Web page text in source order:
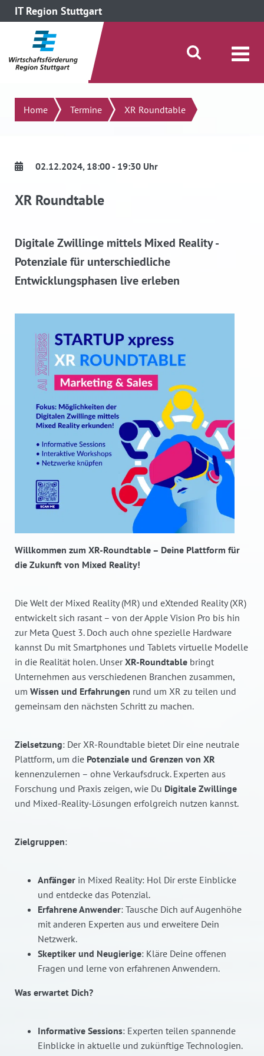
IT Region Stuttgart
direkt zum Inhalt dieser Seite
direkt zum Menü springen
Suche öffnen/schließen
Suchen
Home Termine XR Roundtable
02.12.2024, 18:00 - 19:30 Uhr
XR Roundtable
Digitale Zwillinge mittels Mixed Reality -
Potenziale für unterschiedliche
Entwicklungsphasen live erleben
Willkommen zum XR-Roundtable – Deine Plattform für
die Zukunft von Mixed Reality!
Die Welt der Mixed Reality (MR) und eXtended Reality (XR)
entwickelt sich rasant – von der Apple Vision Pro bis hin
zur Meta Quest 3. Doch auch ohne spezielle Hardware
kannst Du mit Smartphones und Tablets virtuelle Modelle
in die Realität holen. UnserXR-Roundtable bringt
Unternehmen aus verschiedenen Branchen zusammen,
um Wissen und Erfahrungen rund um XR zu teilen und
gemeinsam den nächsten Schritt zu machen.
Zielsetzung: Der XR-Roundtable bietet Dir eine neutrale
Plattform, um die Potenziale und Grenzen von XR
kennenzulernen – ohne Verkaufsdruck. Experten aus
Forschung und Praxis zeigen, wie Du Digitale Zwillinge
und Mixed-Reality-Lösungen erfolgreich nutzen kannst.
Zielgruppen:
Anfänger in Mixed Reality: Hol Dir erste Einblicke
und entdecke das Potenzial.
Erfahrene Anwender: Tausche Dich auf Augenhöhe
mit anderen Experten aus und erweitere Dein
Netzwerk.
Skeptiker und Neugierige: Kläre Deine offenen
Fragen und lerne von erfahrenen Anwendern.
Was erwartet Dich?
Informative Sessions: Experten teilen spannende
Einblicke in aktuelle und zukünftige Technologien.